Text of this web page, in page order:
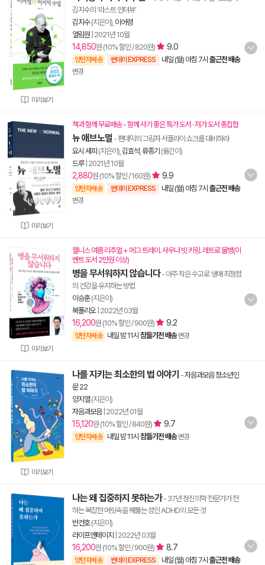
미리보기
김지수의 ‘라스트 인터뷰’
김지수(지은이), 이어령
열림원 2021년 10월
14,850원 (10% 할인 / 820원) 9.0
양탄자배송 썬데이 EXPRESS 내일 (월) 아침 7시 출근전 배송
변경
미리보기
책과 함께 무료배송 - 함께 사기 좋은 특가 도서 · 저가 도서 총집합
뉴 애브노멀 - 팬데믹의 그림자 서플라이 쇼크를 대비하라
요시 셰피 (지은이), 김효석 류종기 (옮긴이)
드루| 2021년 10월
2,880원 (10% 할인 / 160원) 9.9
양탄자배송 썬데이 EXPRESS 내일 (월) 아침 7시 출근전 배송
변경
미리보기
웰니스 여름 리추얼 + 에그 트레이. 사우나 빗 키링. 레트로 물병(이
벤트 도서 2만원 이상)
병을 무서워하지 않습니다- 아주 작은 수고로 생애 최정점
의 건강을 유지하는 방법
이승훈(지은이)
북폴리오| 2022년 03월
16,200원 (10% 할인 / 900원) 9.2
양탄자배송 내일 밤 11시 잠들기전 배송 변경
미리보기
나를 지키는 최소한의 법 이야기 -자음과모음 청소년인
문 22
양지열(지은이)
자음과모음| 2022년 01월
15,120원 (10% 할인 / 840원) 9.7
양탄자배송 내일 밤 11시 잠들기전 배송 변경
나는 왜 집중하지 못하는가- 37년 정신의학 전문가가 전
하는 복잡한 머릿속을 꿰뚫는 성인 ADHD의 모든 것
반건호(지은이)
라이프앤페이지
2022년 03월
16,200원 (10% 할인 / 900원) 8.7
양탄자배송 썬데이 EXPRESS 내일 (월) 아침 7시 출근전 배송